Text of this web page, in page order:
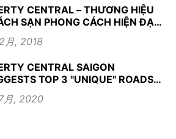
CENTRAL – THƯƠNG HIỆU
SẠN PHONG CÁCH HIỆN ĐẠI
MẪU
月, 2018
CENTRAL SAIGON
TOP 3 "UNIQUE" ROADS
1
月, 2020